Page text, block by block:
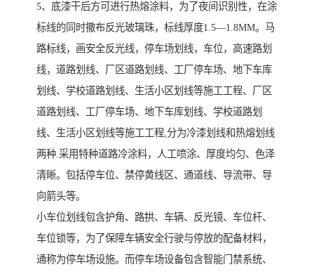
5、底漆干后方可进行热熔涂料，为了夜间识别性，在涂
标线的同时撒布反光玻璃珠，标线厚度1.5—1.8MM。马
路标线，画安全反光线，停车场划线，车位，高速路划
线，道路划线、厂区道路划线、工厂停车场、地下车库
划线、学校道路划线、生活小区划线等施工工程、厂区
道路划线、工厂停车场、地下车库划线、学校道路划
线、生活小区划线等施工工程,分为冷漆划线和热熔划线
两种.采用特种道路冷涂料，人工喷涂、厚度均匀、色泽
清晰。包括停车位、禁停黄线区、通道线、导流带、导
向箭头等。
小车位划线包含护角、路拱、车辆、反光镜、车位杆、
车位锁等，为了保障车辆安全行驶与停放的配备材料，
通称为停车场设施。而停车场设备包含智能门禁系统、